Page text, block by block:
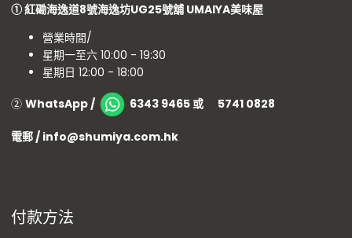
①紅磡海逸道8號海逸坊UG25號舖 UMAIYA美味屋
營業時間/
星期一至六 10:00 - 19:30
星期日 12:00 - 18:00
② WhatsApp / 6343 9465 或 5741 0828
電郵 / info@shumiya.com.hk
付款方法